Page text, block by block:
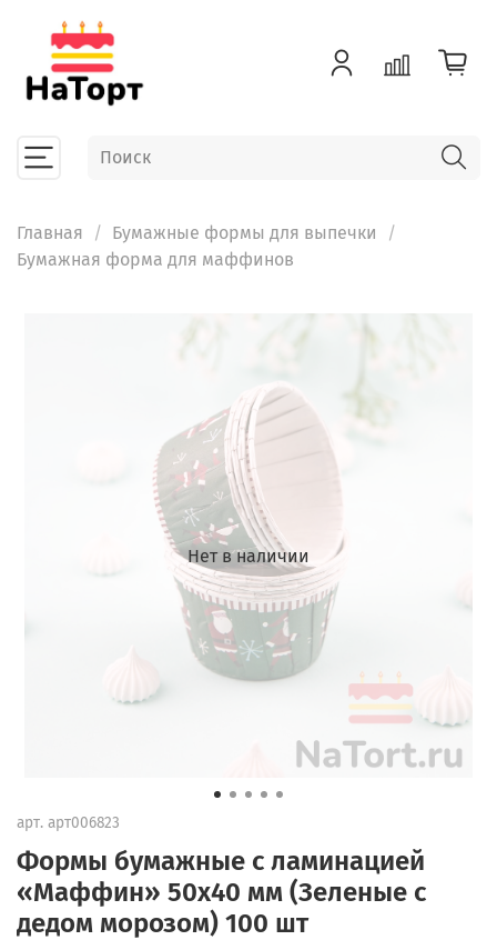
Главная
Бумажные формы для выпечки
Бумажная форма для маффинов
Нет в наличии
арт. арт006823
Формы бумажные с ламинацией
«Маффин» 50х40 мм (Зеленые с
дедом морозом) 100 шт